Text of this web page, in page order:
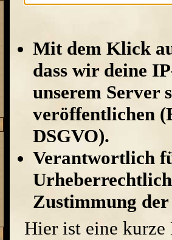
Mit dem Klick
dass wir deine
unserem Server
veröffentlichen
DSGVO).
Verantwortlich
Zustimmung
Hier ist eine